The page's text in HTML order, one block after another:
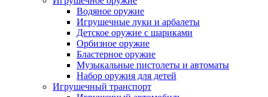
Водяное оружие
Игрушечные луки и арбалеты
Детское оружие с шариками
Орбизное оружие
Бластерное оружие
Музыкальные пистолеты и автоматы
Набор оружия для детей
Игрушечный транспорт